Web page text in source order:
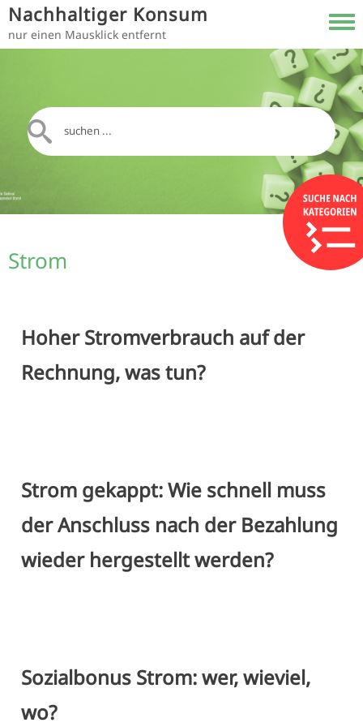
Direkt zum Inhalt
Nachhaltiger Konsum
nur einen Mausklick entfernt
Strom
Hoher Stromverbrauch auf der
Rechnung, was tun?
Strom gekappt: Wie schnell muss
der Anschluss nach der Bezahlung
wieder hergestellt werden?
Sozialbonus Strom: wer, wieviel,
wo?